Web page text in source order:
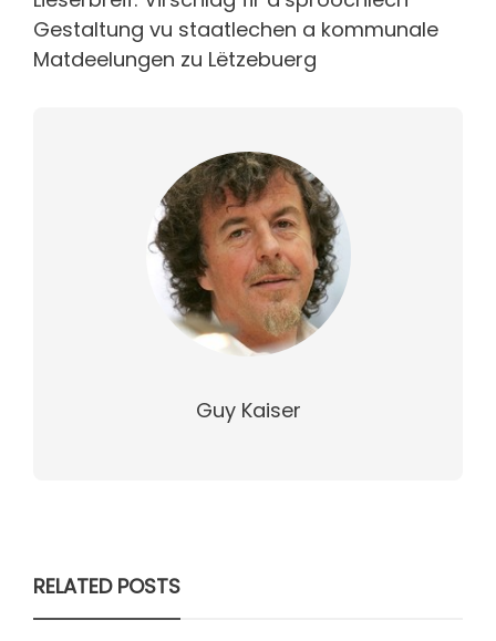
Gestaltung vu staatlechen a kommunale
Matdeelungen zu Lëtzebuerg
Guy Kaiser
RELATED POSTS